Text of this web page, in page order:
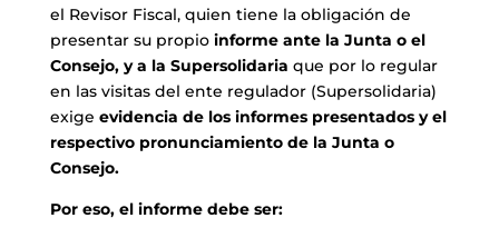
el Revisor Fiscal, quien tiene la obligación de
presentar su propio informe ante la Junta o el
Consejo, y a la Supersolidaria que por lo regular
en las visitas del ente regulador (Supersolidaria)
exige evidencia de los informes presentados y el
respectivo pronunciamiento de la Junta o
Consejo.
Por eso, el informe debe ser: